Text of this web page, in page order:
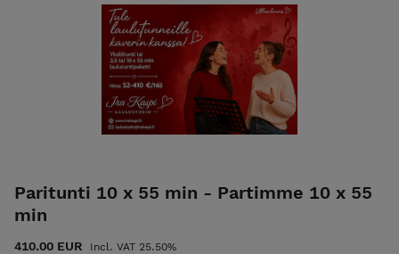
tunnin hinnasta. HUOM: Hinta on per henkilö - kukin
osallistuja hankkii tunnit itselleen!
Paritunti 10 x 55 min - Partimme 10 x 55
min
410.00 EUR Incl. VAT 25.50%